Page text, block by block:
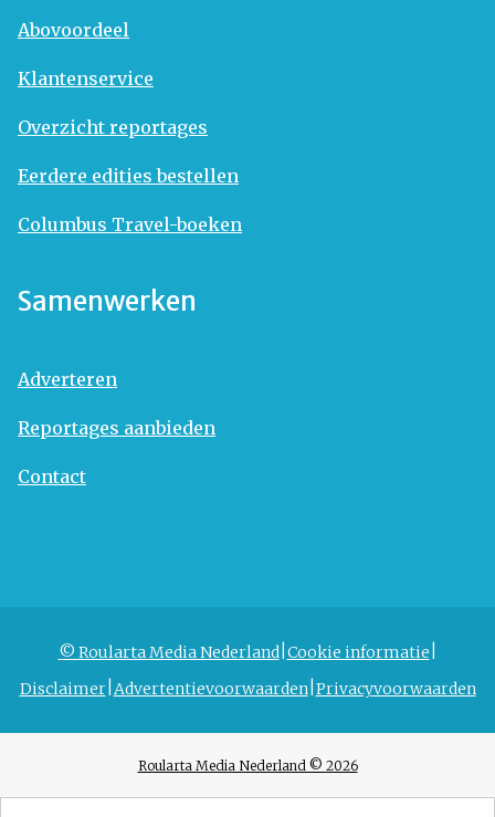
Abovoordeel
Klantenservice
Overzicht reportages
Eerdere edities bestellen
Columbus Travel-boeken
Samenwerken
Adverteren
Reportages aanbieden
Contact
© Roularta Media Nederland Cookie informatie
Disclaimer Advertentievoorwaarden Privacyvoorwaarden
Roularta Media Nederland © 2026